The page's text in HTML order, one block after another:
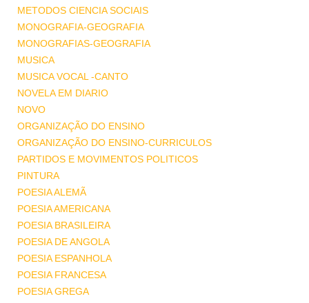
METODOS CIENCIA SOCIAIS
MONOGRAFIA-GEOGRAFIA
MONOGRAFIAS-GEOGRAFIA
MUSICA
MUSICA VOCAL -CANTO
NOVELA EM DIARIO
NOVO
ORGANIZAÇÃO DO ENSINO
ORGANIZAÇÃO DO ENSINO-CURRICULOS
PARTIDOS E MOVIMENTOS POLITICOS
PINTURA
POESIA ALEMÃ
POESIA AMERICANA
POESIA BRASILEIRA
POESIA DE ANGOLA
POESIA ESPANHOLA
POESIA FRANCESA
POESIA GREGA